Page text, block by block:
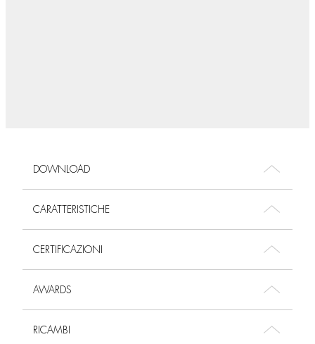
DOWNLOAD
CARATTERISTICHE
CERTIFICAZIONI
AWARDS
RICAMBI